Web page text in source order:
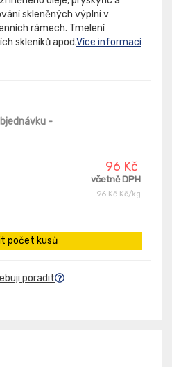
skleněných výplní v
rámech. Tmelení
skleníků apod.Více informací
-
96 Kč
včetně DPH
96 Kč Kč/kg
počet kusů
poradit